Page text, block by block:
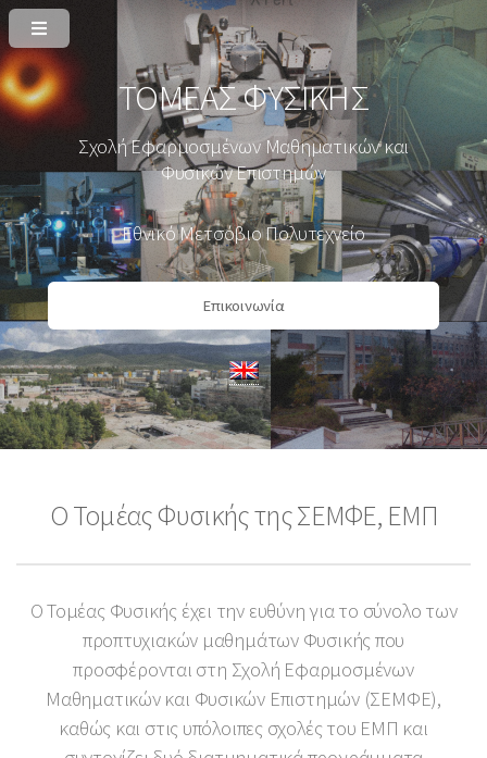
ΤΟΜΕΑΣ ΦΥΣΙΚΗΣ
Σχολή Εφαρμοσμένων Μαθηματικών και
Φυσικών Επιστημών
Εθνικό Μετσόβιο Πολυτεχνείο
Επικοινωνία
Ο Τομέας Φυσικής της ΣΕΜΦΕ, ΕΜΠ
Ο Τομέας Φυσικής έχει την ευθύνη για το σύνολο των
προπτυχιακών μαθημάτων Φυσικής που
προσφέρονται στη Σχολή Εφαρμοσμένων
Μαθηματικών και Φυσικών Επιστημών (ΣΕΜΦΕ),
καθώς και στις υπόλοιπες σχολές του ΕΜΠ και